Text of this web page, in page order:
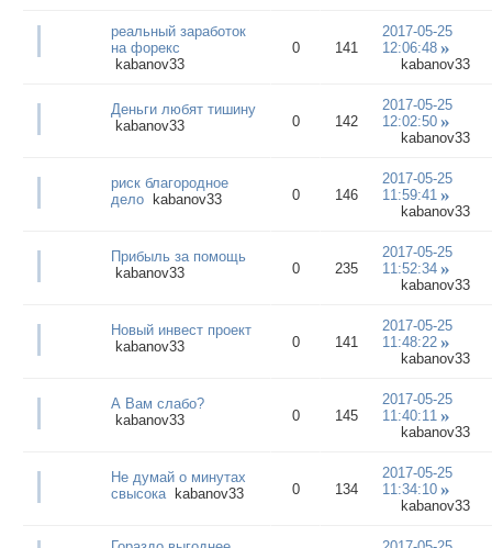
реальный заработок
на форекс
kabanov33
0 141
2017-05-25
12:06:48
kabanov33
Деньги любят тишину
kabanov33
0 142
2017-05-25
12:02:50
kabanov33
риск благородное
дело kabanov33 0 146
2017-05-25
11:59:41
kabanov33
Прибыль за помощь
kabanov33
0 235
2017-05-25
11:52:34
kabanov33
Новый инвест проект
kabanov33
0 141
2017-05-25
11:48:22
kabanov33
А Вам слабо?
kabanov33
0 145
2017-05-25
11:40:11
kabanov33
Не думай о минутах
свысока kabanov33 0 134
2017-05-25
11:34:10
kabanov33